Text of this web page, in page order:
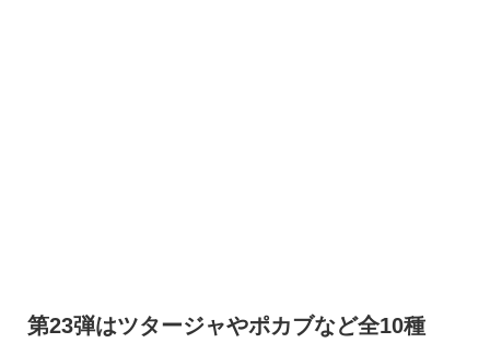
第23弾はツタージャやポカブなど全10種